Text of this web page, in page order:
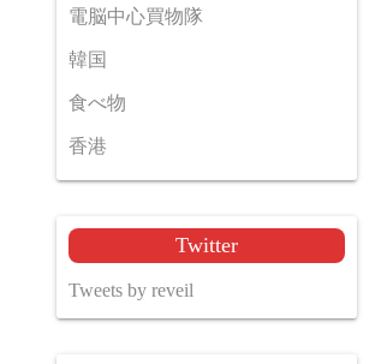
電脳中心買物隊
韓国
食べ物
香港
Twitter
Tweets by reveil